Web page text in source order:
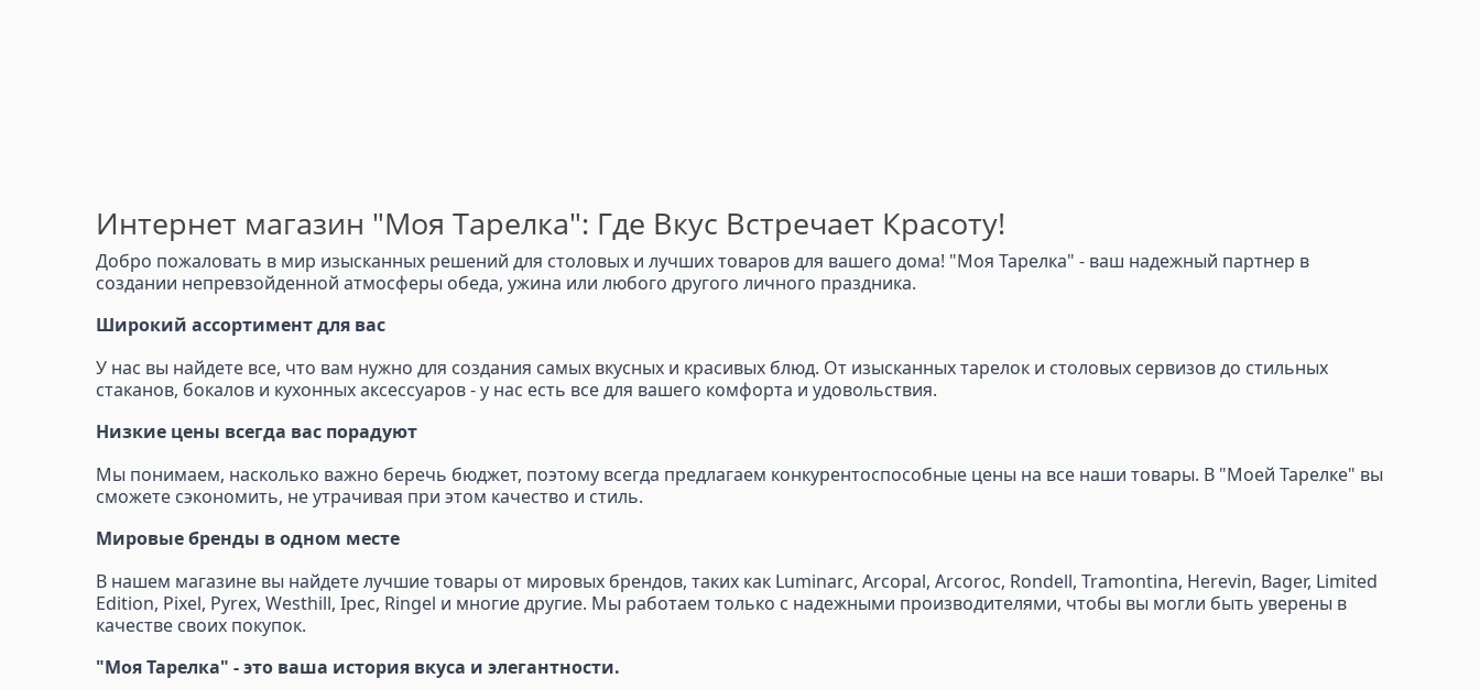
Интернет магазин "Моя Тарелка": Где Вкус Встречает Красоту!
Добро пожаловать в мир изысканных решений для столовых и лучших товаров для вашего дома! "Моя Тарелка" - ваш надежный партнер в
создании непревзойденной атмосферы обеда, ужина или любого другого личного праздника.
Широкий ассортимент для вас
У нас вы найдете все, что вам нужно для создания самых вкусных и красивых блюд. От изысканных тарелок и столовых сервизов до стильных
стаканов, бокалов и кухонных аксессуаров - у нас есть все для вашего комфорта и удовольствия.
Низкие цены всегда вас порадуют
Мы понимаем, насколько важно беречь бюджет, поэтому всегда предлагаем конкурентоспособные цены на все наши товары. В "Моей Тарелке" вы
сможете сэкономить, не утрачивая при этом качество и стиль.
Мировые бренды в одном месте
В нашем магазине вы найдете лучшие товары от мировых брендов, таких как Luminarc, Arcopal, Arcoroc, Rondell, Tramontina, Herevin, Bager, Limited
Edition, Pixel, Pyrex, Westhill, Ipec, Ringel и многие другие. Мы работаем только с надежными производителями, чтобы вы могли быть уверены в
качестве своих покупок.
"Моя Тарелка" - это ваша история вкуса и элегантности.